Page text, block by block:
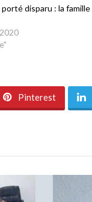
disparu : la famille
Pinterest